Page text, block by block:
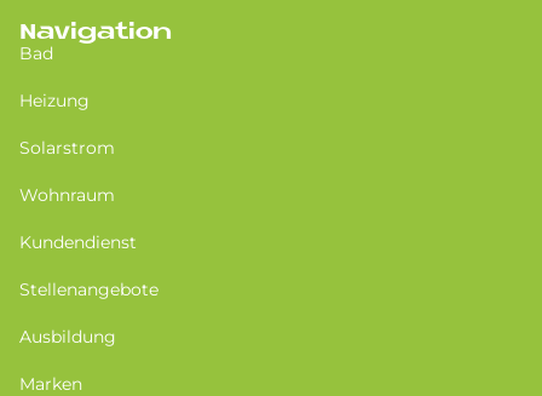
Navigation
Bad
Heizung
Solarstrom
Wohnraum
Kundendienst
Stellenangebote
Ausbildung
Marken